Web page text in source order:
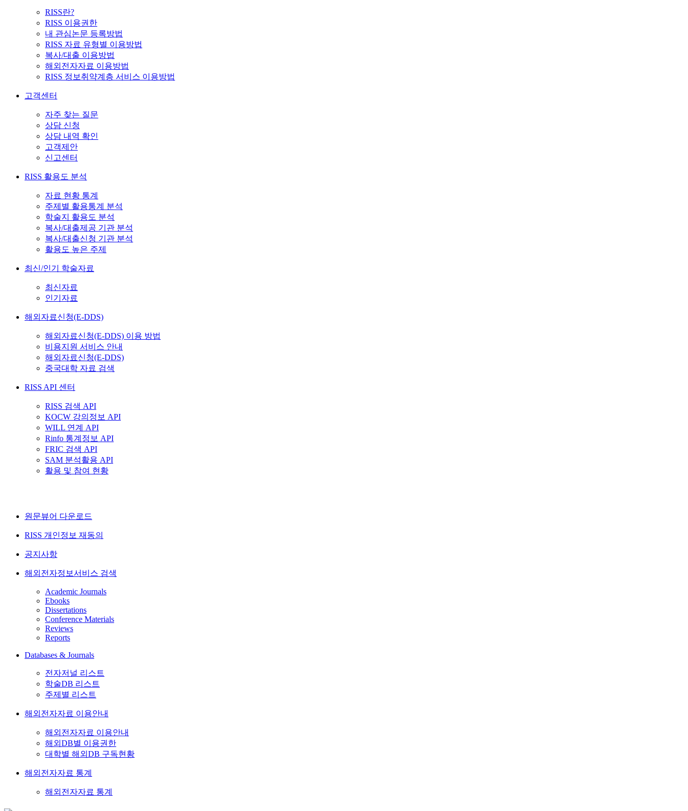
RISS란?
RISS 이용권한
내 관심논문 등록방법
RISS 자료 유형별 이용방법
복사/대출 이용방법
해외전자자료 이용방법
RISS 정보취약계층 서비스 이용방법
고객센터
자주 찾는 질문
상담 신청
상담 내역 확인
고객제안
신고센터
RISS 활용도 분석
자료 현황 통계
주제별 활용통계 분석
학술지 활용도 분석
복사/대출제공 기관 분석
복사/대출신청 기관 분석
활용도 높은 주제
최신/인기 학술자료
최신자료
인기자료
해외자료신청(E-DDS)
해외자료신청(E-DDS) 이용 방법
비용지원 서비스 안내
해외자료신청(E-DDS)
중국대학 자료 검색
RISS API 센터
RISS 검색 API
KOCW 강의정보 API
WILL 연계 API
Rinfo 통계정보 API
FRIC 검색 API
SAM 분석활용 API
활용 및 참여 현황
원문뷰어 다운로드
RISS 개인정보 재동의
공지사항
해외전자정보서비스 검색
Academic Journals
Ebooks
Dissertations
Conference Materials
Reviews
Reports
Databases & Journals
전자저널 리스트
학술DB 리스트
주제별 리스트
해외전자자료 이용안내
해외전자자료 이용안내
해외DB별 이용권한
대학별 해외DB 구독현황
해외전자자료 통계
해외전자자료 통계